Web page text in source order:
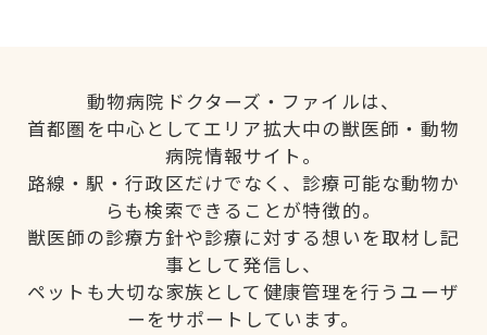
動物病院ドクターズ・ファイルは、
首都圏を中心としてエリア拡大中の獣医師・動物
病院情報サイト。
路線・駅・行政区だけでなく、診療可能な動物か
らも検索できることが特徴的。
獣医師の診療方針や診療に対する想いを取材し記
事として発信し、
ペットも大切な家族として健康管理を行うユーザ
ーをサポートしています。